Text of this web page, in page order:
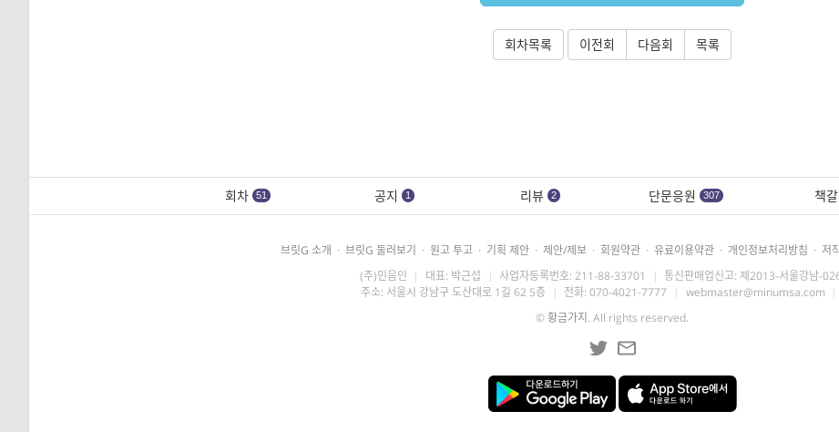
회차목록 이전회 다음회 목록
회차 51 공지 1 리뷰 2 단문응원 307 책
브릿G 소개 · 브릿G 둘러보기 · 원고 투고 · 기획 제안 · 제안/제보 · 회원약관 · 유료이용약관 · 개인정보처리방침 · 저
(주)민음인 | 대표: 박근섭 | 사업자등록번호: 211-88-33701 | 통신판매업신고: 제2013-서울강남-
주소: 서울시 강남구 도산대로 1길 62 5층 | 전화: 070-4021-7777 | webmaster@minumsa.com |
©황금가지 . All rights reserved.